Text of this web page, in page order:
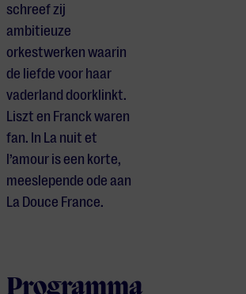
schreef zij
ambitieuze
orkestwerken waarin
de liefde voor haar
vaderland doorklinkt.
Liszt en Franck waren
fan. In La nuit et
l’amour is een korte,
meeslepende ode aan
La Douce France.